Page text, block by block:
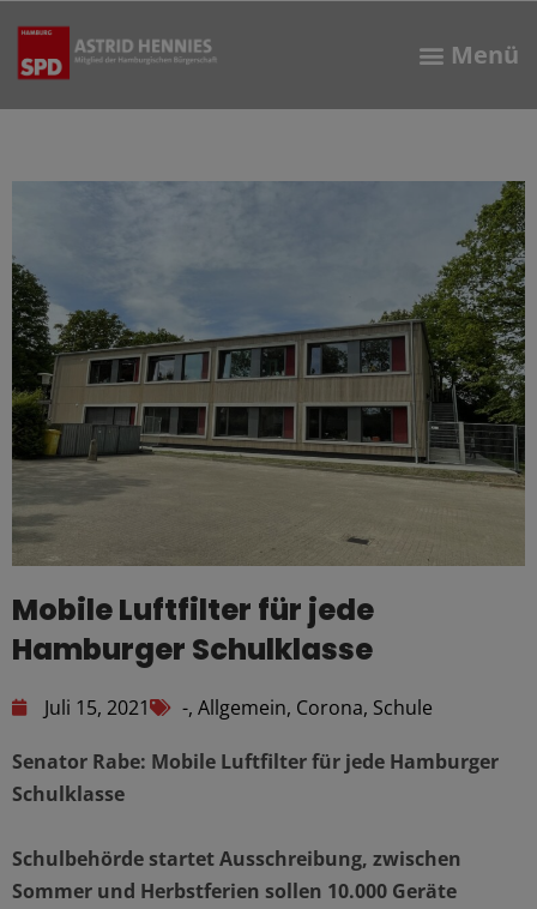
Mobile Luftfilter für jede
Hamburger Schulklasse
Juli 15, 2021 -, Allgemein, Corona, Schule
Senator Rabe: Mobile Luftfilter für jede Hamburger
Schulklasse
Schulbehörde startet Ausschreibung, zwischen
Sommer und Herbstferien sollen 10.000 Geräte